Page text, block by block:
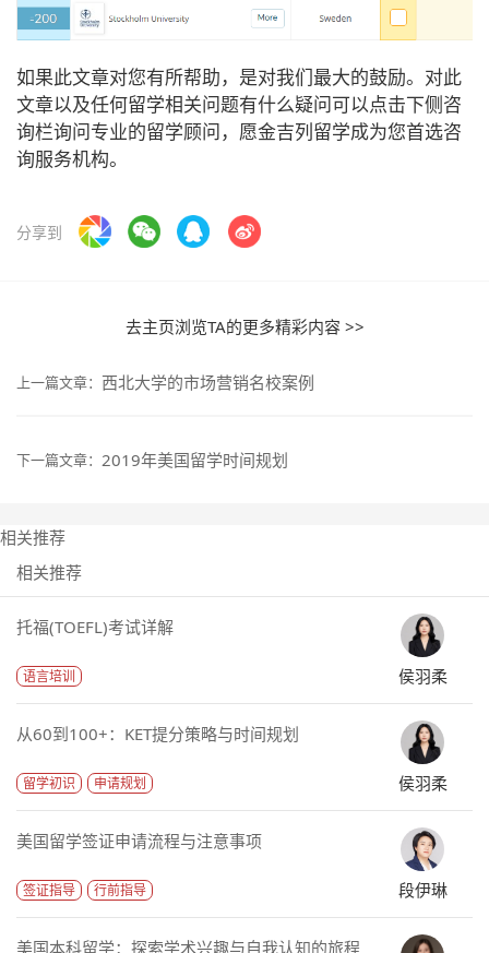
如果此文章对您有所帮助，是对我们最大的鼓励。对此
文章以及任何留学相关问题有什么疑问可以点击下侧咨
询栏询问专业的留学顾问，愿金吉列留学成为您首选咨
询服务机构。
分享到
去主页浏览TA的更多精彩内容 >>
上一篇文章： 西北大学的市场营销名校案例
下一篇文章： 2019年美国留学时间规划
相关推荐
相关推荐
托福(TOEFL)考试详解
语言培训 侯羽柔
从60到100+：KET提分策略与时间规划
留学初识 申请规划 侯羽柔
美国留学签证申请流程与注意事项
签证指导 行前指导 段伊琳
美国本科留学：探索学术兴趣与自我认知的旅程